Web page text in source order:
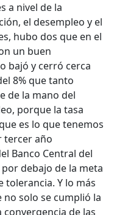
a nivel de la
el desempleo y el
hubo dos que en el
un buen
bajó y cerró cerca
8% que tanto
de la mano del
porque la tasa
es lo que tenemos
tercer año
Banco Central del
debajo de la meta
Y lo más
solo se cumplió la
convergencia de las